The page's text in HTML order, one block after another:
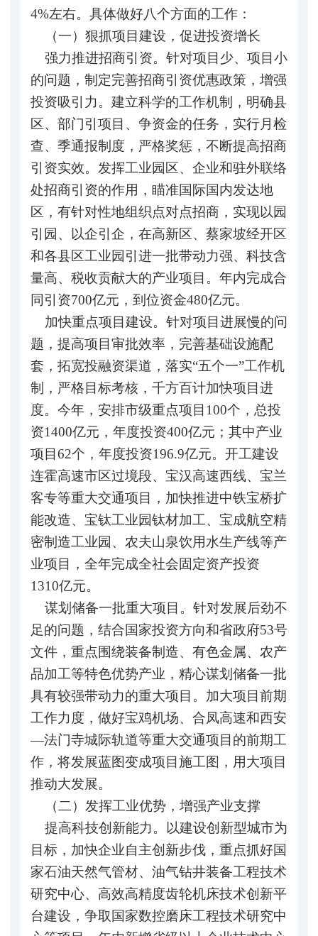
4%左右。具体做好八个方面的工作：
（一）狠抓项目建设，促进投资增长
强力推进招商引资。针对项目少、项目小
的问题，制定完善招商引资优惠政策，增强
投资吸引力。建立科学的工作机制，明确县
区、部门引项目、争资金的任务，实行月检
查、季通报制度，严格奖惩，不断提高招商
引资实效。发挥工业园区、企业和驻外联络
处招商引资的作用，瞄准国际国内发达地
区，有针对性地组织点对点招商，实现以园
引园、以企引企，在高新区、蔡家坡经开区
和各县区工业园引进一批带动力强、科技含
量高、税收贡献大的产业项目。年内完成合
同引资700亿元，到位资金480亿元。
加快重点项目建设。针对项目进展慢的问
题，提高项目审批效率，完善基础设施配
套，拓宽投融资渠道，落实“五个一”工作机
制，严格目标考核，千方百计加快项目进
度。今年，安排市级重点项目100个，总投
资1400亿元，年度投资400亿元；其中产业
项目62个，年度投资196.9亿元。开工建设
连霍高速市区过境段、宝汉高速西线、宝兰
客专等重大交通项目，加快推进中铁宝桥扩
能改造、宝钛工业园钛材加工、宝成航空精
密制造工业园、农夫山泉饮用水生产线等产
业项目，全年完成全社会固定资产投资
1310亿元。
谋划储备一批重大项目。针对发展后劲不
足的问题，结合国家投资方向和省政府53号
文件，重点围绕装备制造、有色金属、农产
品加工等特色优势产业，精心谋划储备一批
具有较强带动力的重大项目。加大项目前期
工作力度，做好宝鸡机场、合凤高速和西安
—法门寺城际轨道等重大交通项目的前期工
作，将发展蓝图变成项目施工图，用大项目
推动大发展。
（二）发挥工业优势，增强产业支撑
提高科技创新能力。以建设创新型城市为
目标，加快企业自主创新步伐，重点抓好国
家石油天然气管材、油气钻井装备工程技术
研究中心、高效高精度齿轮机床技术创新平
台建设，争取国家数控磨床工程技术研究中